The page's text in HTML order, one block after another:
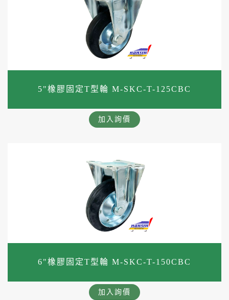
5"橡膠固定T型輪 M-SKC-T-125CBC
加入詢價
6"橡膠固定T型輪 M-SKC-T-150CBC
加入詢價